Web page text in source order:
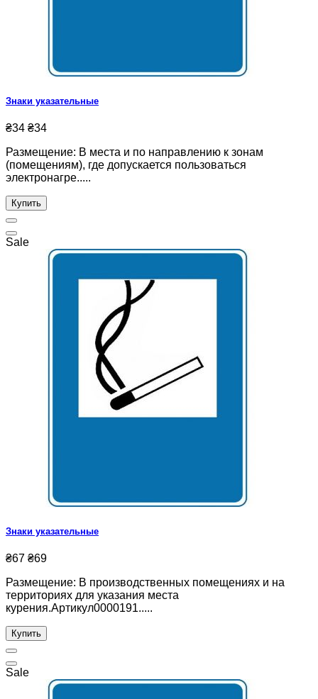
Знаки указательные
₴34 ₴34
Размещение: В места и по направлению к зонам
(помещениям), где допускается пользоваться
электронагре.....
Купить
Sale
Знаки указательные
₴67 ₴69
Размещение: В производственных помещениях и на
территориях для указания места
курения.Артикул0000191.....
Купить
Sale